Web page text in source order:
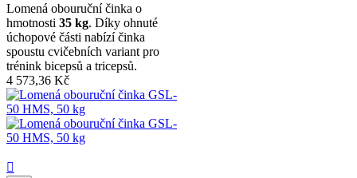
Lomená obouruční činka o
hmotnosti 35 kg. Díky ohnuté
úchopové části nabízí činka
spoustu cvičebních variant pro
trénink bicepsů a tricepsů.
4 573,36 Kč
